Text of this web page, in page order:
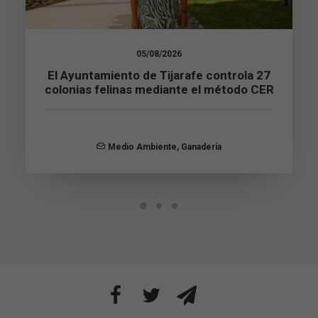
05/08/2026
El Ayuntamiento de Tijarafe controla 27
colonias felinas mediante el método CER
Medio Ambiente, Ganadería
Estadísticas
Para que
funcionalidad
y estructura
de la web, en
algunas
funcionalidades